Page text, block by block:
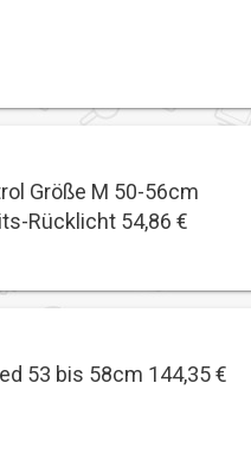
Größe M 50-56cm
Rücklicht 54,86 €
53 bis 58cm 144,35 €